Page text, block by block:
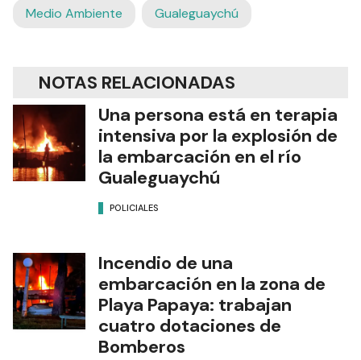
Medio Ambiente Gualeguaychú
NOTAS RELACIONADAS
Una persona está en terapia
intensiva por la explosión de
la embarcación en el río
Gualeguaychú
POLICIALES
Incendio de una
embarcación en la zona de
Playa Papaya: trabajan
cuatro dotaciones de
Bomberos